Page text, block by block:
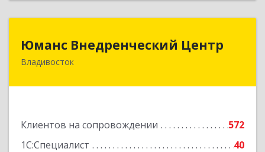
Юманс Внедренческий Центр
Владивосток
Клиентов на сопровождении
572
1С:Специалист
40
Юманс Внедренческий Центр
690014, Приморский край, Владивосток г,